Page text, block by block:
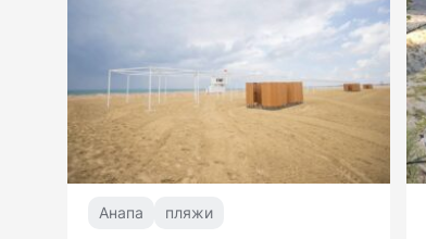
Анапа пляжи